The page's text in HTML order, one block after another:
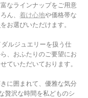
なラインナップをご用意
ん、着け心地や価格帯な
をお選びいただけます。
ルジュエリーを扱う仕
、おふたりのご要望にお
ていただいております。
に囲まれて、優雅な気分
贅沢な時間を私どものシ